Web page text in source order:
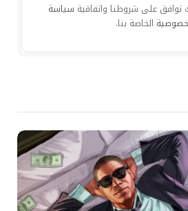
توافق على شروطنا واتفاقية سياسة
الخاصة بنا.